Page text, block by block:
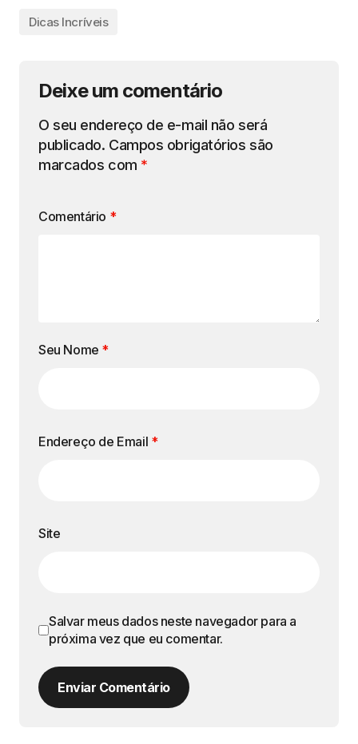
Dicas Incríveis
Deixe um comentário
O seu endereço de e-mail não será
publicado. Campos obrigatórios são
marcados com *
Comentário *
Seu Nome *
Endereço de Email *
Site
Salvar meus dados neste navegador para a
próxima vez que eu comentar.
Enviar Comentário